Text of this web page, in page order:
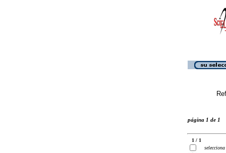
página 1 de 1
1 / 1
selecciona